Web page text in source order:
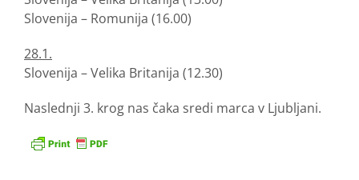
Slovenija – Romunija (16.00)
28.1.
Slovenija – Velika Britanija (12.30)
Naslednji 3. krog nas čaka sredi marca v Ljubljani.